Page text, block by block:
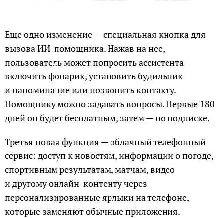
Еще одно изменение — специальная кнопка для
вызова ИИ-помощника. Нажав на нее,
пользователь может попросить ассистента
включить фонарик, установить будильник
и напоминание или позвонить контакту.
Помощнику можно задавать вопросы. Первые 180
дней он будет бесплатным, затем — по подписке.
Третья новая функция — облачный телефонный
сервис: доступ к новостям, информации о погоде,
спортивным результатам, матчам, видео
и другому онлайн-контенту через
персонализированные ярлыки на телефоне,
которые заменяют обычные приложения.